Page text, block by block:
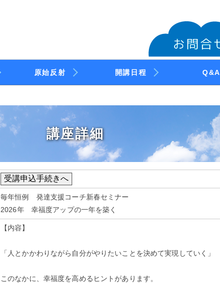
原始反射 開講日程 Q&A
講座詳細
毎年恒例 発達支援コーチ新春セミナー
2026年 幸福度アップの一年を築く
【内容】
「人とかかわりながら自分がやりたいことを決めて実現していく」
このなかに、幸福度を高めるヒントがあります。